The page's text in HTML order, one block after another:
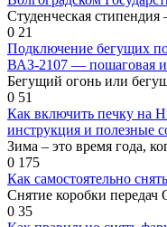
Студенческая
0 21
Подключение бегущих
ВАЗ-2107 — пошаговая
Бегущий огонь или
0 51
Как включить печку на
инструкция и полезные
Зима – это время года,
0 175
Как самостоятельно
Снятие коробки передач
0 35